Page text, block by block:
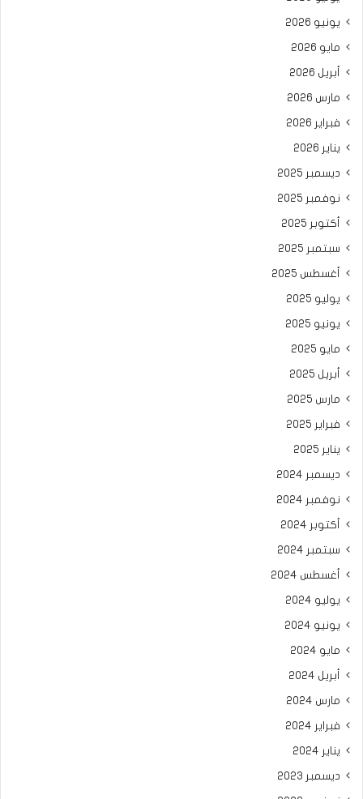
يونيو 2026
مايو 2026
أبريل 2026
مارس 2026
فبراير 2026
يناير 2026
ديسمبر 2025
نوفمبر 2025
أكتوبر 2025
سبتمبر 2025
أغسطس 2025
يوليو 2025
يونيو 2025
مايو 2025
أبريل 2025
مارس 2025
فبراير 2025
يناير 2025
ديسمبر 2024
نوفمبر 2024
أكتوبر 2024
سبتمبر 2024
أغسطس 2024
يوليو 2024
يونيو 2024
مايو 2024
أبريل 2024
مارس 2024
فبراير 2024
يناير 2024
ديسمبر 2023